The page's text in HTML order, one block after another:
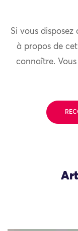
Si vous disposez
à propos de
connaître.